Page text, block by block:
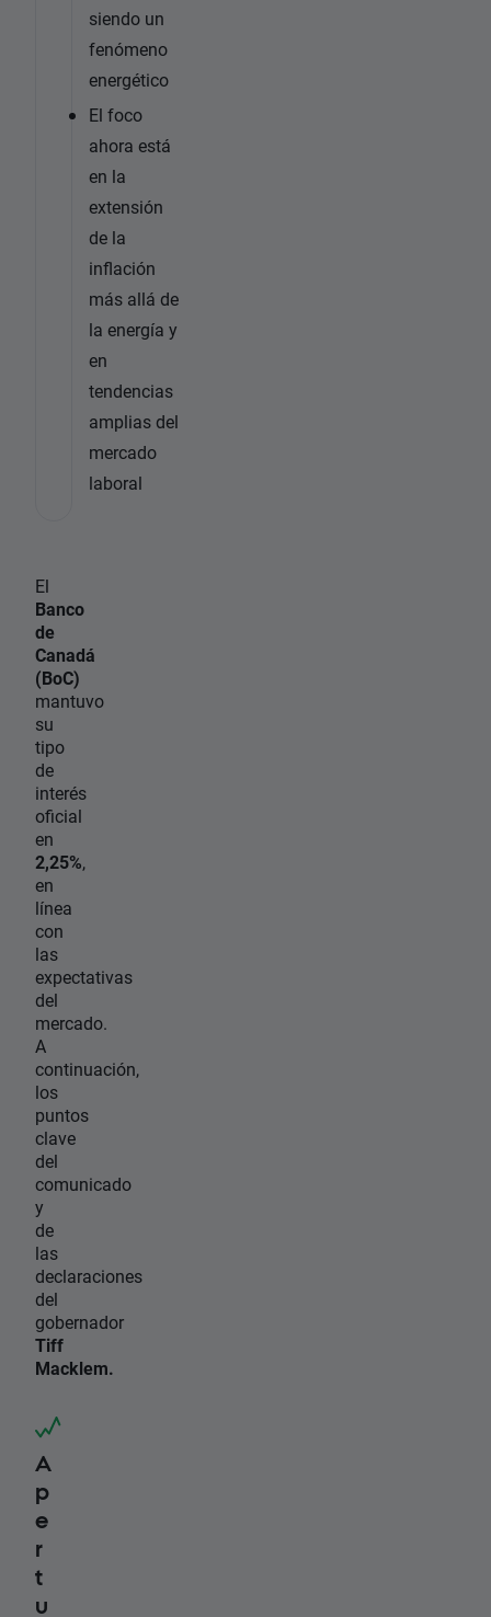
siendo un
fenómeno
energético
El foco
ahora está
en la
extensión
de la
inflación
más allá de
la energía y
en
tendencias
amplias del
mercado
laboral
El
Banco
de
Canadá
(BoC)
mantuvo
su
tipo
de
interés
oficial
en
2,25%,
en
línea
con
las
expectativas
del
mercado.
A
continuación,
los
puntos
clave
del
comunicado
y
de
las
declaraciones
del
gobernador
Tiff
Macklem.
A
p
e
r
t
u